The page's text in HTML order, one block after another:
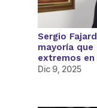
Sergio
mayoría
extremos en
Dic 9, 2025